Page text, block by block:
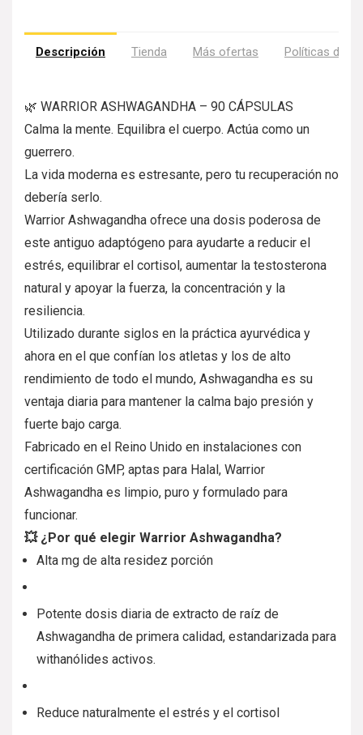
Descripción Tienda Más ofertas Políticas de la
🌿 WARRIOR ASHWAGANDHA – 90 CÁPSULAS
Calma la mente. Equilibra el cuerpo. Actúa como un
guerrero.
La vida moderna es estresante, pero tu recuperación no
debería serlo.
Warrior Ashwagandha ofrece una dosis poderosa de
este antiguo adaptógeno para ayudarte a reducir el
estrés, equilibrar el cortisol, aumentar la testosterona
natural y apoyar la fuerza, la concentración y la
resiliencia.
Utilizado durante siglos en la práctica ayurvédica y
ahora en el que confían los atletas y los de alto
rendimiento de todo el mundo, Ashwagandha es su
ventaja diaria para mantener la calma bajo presión y
fuerte bajo carga.
Fabricado en el Reino Unido en instalaciones con
certificación GMP, aptas para Halal, Warrior
Ashwagandha es limpio, puro y formulado para
funcionar.
💥 ¿Por qué elegir Warrior Ashwagandha?
Alta mg de alta residez porción
Potente dosis diaria de extracto de raíz de
Ashwagandha de primera calidad, estandarizada para
withanólides activos.
Reduce naturalmente el estrés y el cortisol